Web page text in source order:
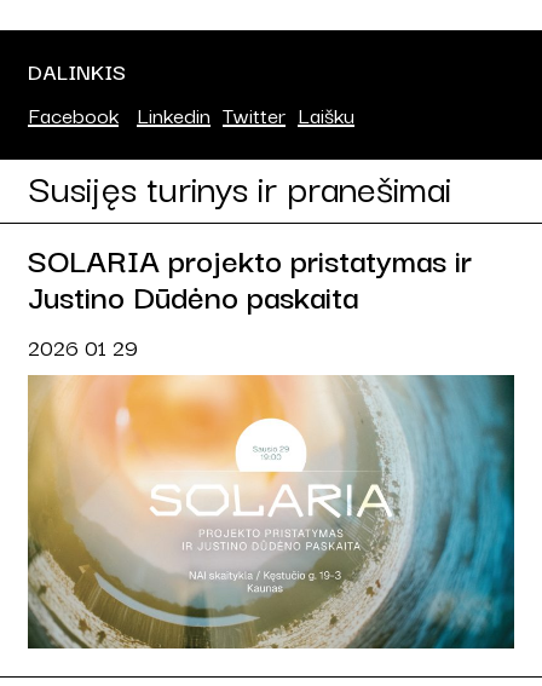
DALINKIS
Facebook Linkedin Twitter Laišku
Susijęs turinys ir pranešimai
SOLARIA projekto pristatymas ir
Justino Dūdėno paskaita
2026 01 29